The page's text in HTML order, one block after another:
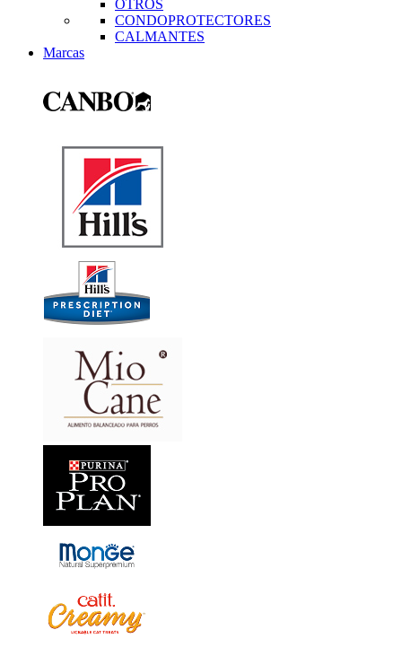
OTROS
CONDOPROTECTORES
CALMANTES
Marcas